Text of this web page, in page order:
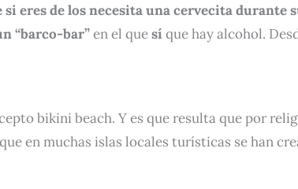
si eres de los necesita una cervecita durante
“barco-bar”en el quesí que hay alcohol.
bikini beach. Y es que resulta que por
en muchas islas locales turísticas se han